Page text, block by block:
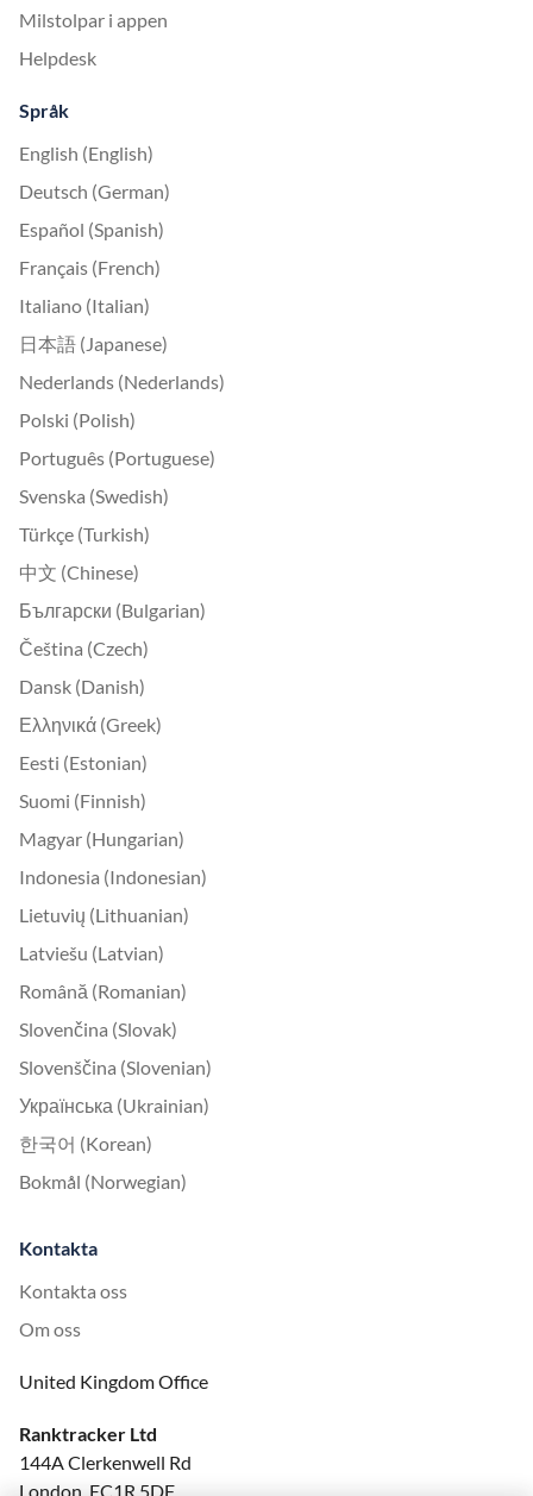
Milstolpar i appen
Helpdesk
Språk
English (English)
Deutsch (German)
Español (Spanish)
Français (French)
Italiano (Italian)
日本語 (Japanese)
Nederlands (Nederlands)
Polski (Polish)
Português (Portuguese)
Svenska (Swedish)
Türkçe (Turkish)
中文 (Chinese)
Български (Bulgarian)
Čeština (Czech)
Dansk (Danish)
Ελληνικά (Greek)
Eesti (Estonian)
Suomi (Finnish)
Magyar (Hungarian)
Indonesia (Indonesian)
Lietuvių (Lithuanian)
Latviešu (Latvian)
Română (Romanian)
Slovenčina (Slovak)
Slovenščina (Slovenian)
Українська (Ukrainian)
한국어 (Korean)
Bokmål (Norwegian)
Kontakta
Kontakta oss
Om oss
United Kingdom Office
Ranktracker Ltd
144A Clerkenwell Rd
London, EC1R 5DF